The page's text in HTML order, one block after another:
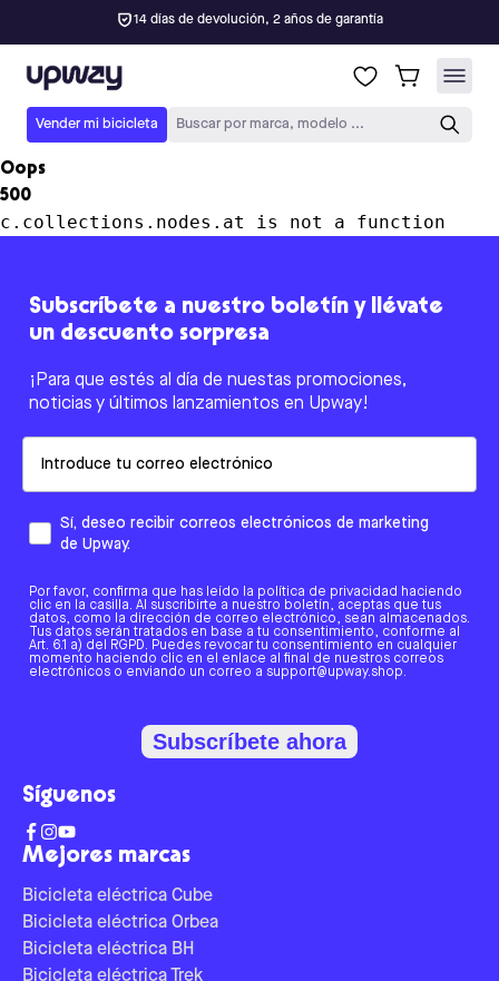
14 días de devolución, 2 años de garantía
Upway
Vender mi bicicleta Buscar por marca, modelo ...
Oops
500
c.collections.nodes.at is not a function
Mejores marcas
Bicicleta eléctrica Cube
Bicicleta eléctrica Orbea
Bicicleta eléctrica BH
Bicicleta eléctrica Trek
Subscríbete a nuestro boletín y llévate
un descuento sorpresa
¡Para que estés al día de nuestas promociones,
noticias y últimos lanzamientos en Upway!
Sí, deseo recibir correos electrónicos de marketing
de Upway.
Por favor, confirma que has leído la política de privacidad haciendo
clic en la casilla. Al suscribirte a nuestro boletín, aceptas que tus
datos, como la dirección de correo electrónico, sean almacenados.
Tus datos serán tratados en base a tu consentimiento, conforme al
Art. 6.1 a) del RGPD. Puedes revocar tu consentimiento en cualquier
momento haciendo clic en el enlace al final de nuestros correos
electrónicos o enviando un correo a support@upway.shop.
Subscríbete ahora
Síguenos